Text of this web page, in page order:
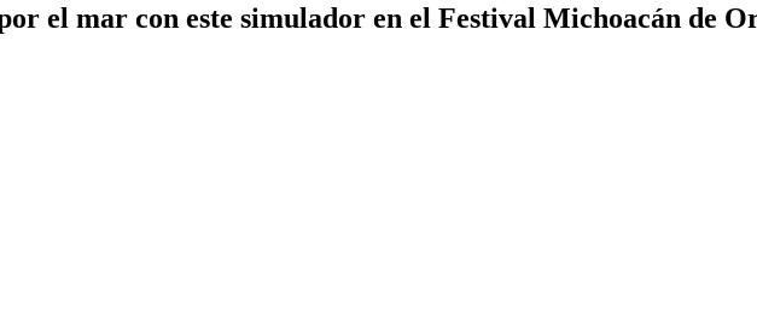
el mar con este simulador en el Festival Michoacán de